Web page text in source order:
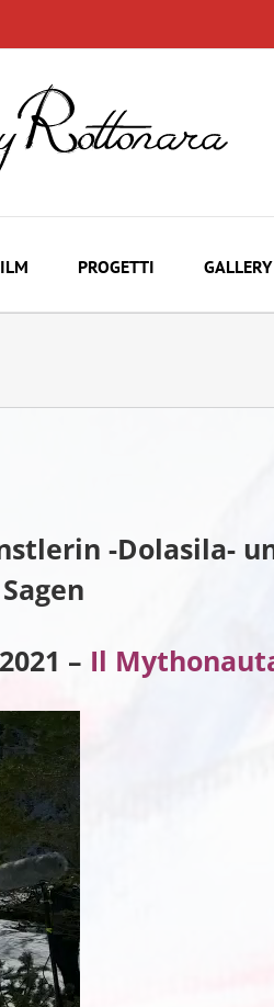
PROGETTI GALLERY
-Dolasila-
Sagen
– Il